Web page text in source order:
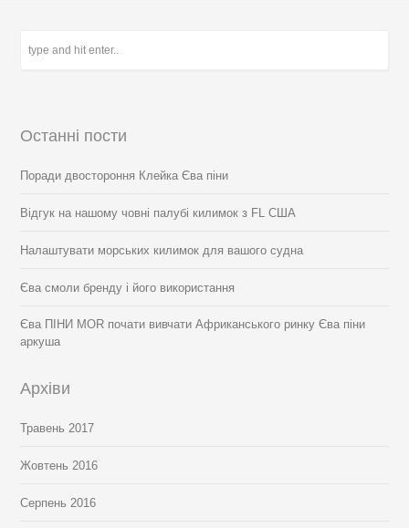
Останні пости
Поради двостороння Клейка Єва піни
Відгук на нашому човні палубі килимок з FL США
Налаштувати морських килимок для вашого судна
Єва смоли бренду і його використання
Єва ПІНИ MOR почати вивчати Африканського ринку Єва піни
аркуша
Архіви
Травень 2017
Жовтень 2016
Серпень 2016